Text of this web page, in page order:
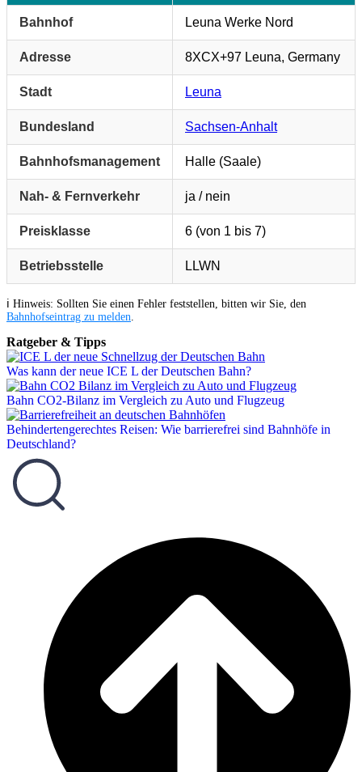
Bahnhof Leuna Werke Nord
Adresse 8XCX+97 Leuna, Germany
Stadt Leuna
Bundesland Sachsen-Anhalt
Bahnhofsmanagement Halle (Saale)
Nah- & Fernverkehr ja / nein
Preisklasse 6 (von 1 bis 7)
Betriebsstelle LLWN
ℹ️ Hinweis: Sollten Sie einen Fehler feststellen, bitten wir Sie, den
Bahnhofseintrag zu melden
Ratgeber & Tipps
Was kann der neue ICE L der Deutschen Bahn?
Bahn CO2-Bilanz im Vergleich zu Auto und Flugzeug
Behindertengerechtes Reisen: Wie barrierefrei sind Bahnhöfe in
Deutschland?